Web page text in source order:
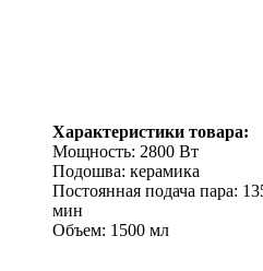
Характеристики товара:
Мощность: 2800 Вт
Подошва: керамика
Постоянная подача пара:
мин
Объем: 1500 мл